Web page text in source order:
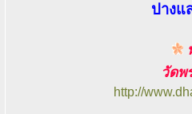
ปางแ
วัดพ
http://